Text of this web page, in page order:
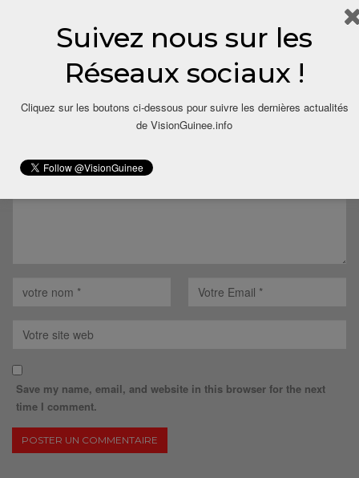
LAISSER UN COMMENTAIRE
Votre adresse email ne sera pas publiée.
Save my name, email, and website in this browser for the next
time I comment.
Suivez nous sur les
Réseaux sociaux !
Cliquez sur les boutons ci-dessous pour suivre les dernières actualités
de VisionGuinee.info